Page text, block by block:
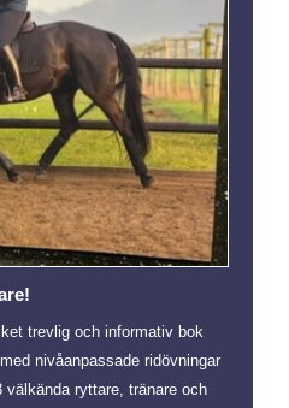
trevlig och informativ bok
nivåanpassade ridövningar
ryttare, tränare och